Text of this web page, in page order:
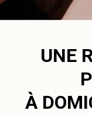
UNE
À